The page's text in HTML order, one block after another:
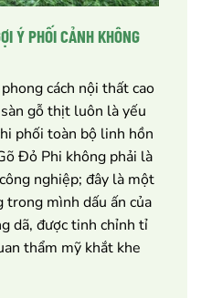
Ý PHỐI CẢNH KHÔNG
cách nội thất cao
gỗ thịt luôn là yếu
phối toàn bộ linh hồn
Đỏ Phi không phải là
nghiệp; đây là một
mình dấu ấn của
dã, được tinh chỉnh tỉ
thẩm mỹ khắt khe